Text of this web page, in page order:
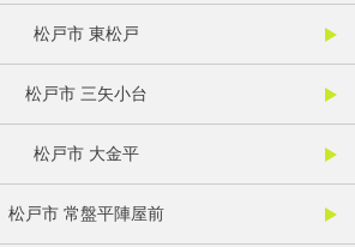
松戸市 東松戸
松戸市 三矢小台
松戸市 大金平
松戸市 常盤平陣屋前